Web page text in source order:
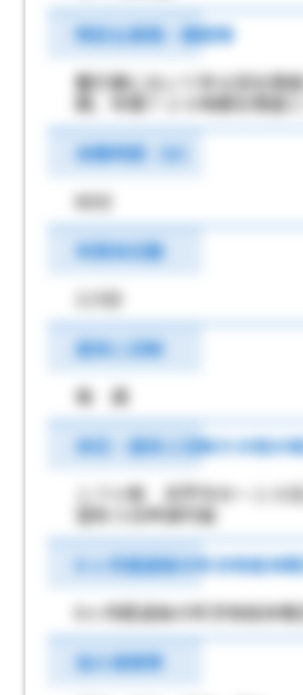
特別な事情・期間等
繁忙期において年６回を限
間、年間７２０時間を限度と
休憩時間（分）
60分
年間休日数
115日
週休二日制
毎 週
休日・週休２日制その他の
シフト制 月平均９～
望休３日申請可能
6 ヶ月経過後の年次有給休
6ヶ月経過後の年次有給休
加入保険等